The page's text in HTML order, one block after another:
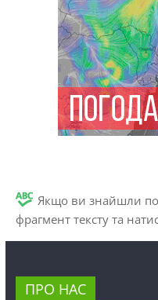
Якщо ви знайшли
фрагмент тексту та
ПРО НАС